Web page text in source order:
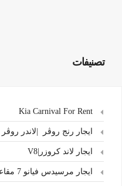
تصنيفات
ايجار رنج روڤر |لاندر روڤر
ايجار لاند كروزر|V8
ايجار مرسيدس فيانو 7 مقاعد – عروض المطار الخاصة